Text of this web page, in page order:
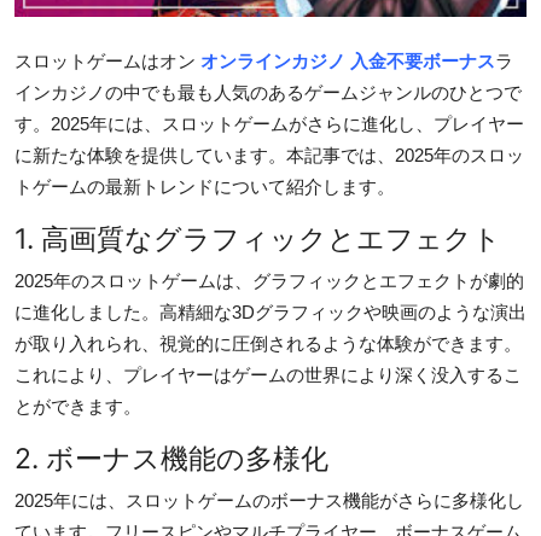
Advertise with US
Crypto
Business
Finance
Tech
Real Estate
General
How To
スロットゲームはオン オンラインカジノ 入金不要ボーナスラ
インカジノの中でも最も人気のあるゲームジャンルのひとつで
す。2025年には、スロットゲームがさらに進化し、プレイヤー
に新たな体験を提供しています。本記事では、2025年のスロッ
トゲームの最新トレンドについて紹介します。
1. 高画質なグラフィックとエフェクト
2025年のスロットゲームは、グラフィックとエフェクトが劇的
に進化しました。高精細な3Dグラフィックや映画のような演出
が取り入れられ、視覚的に圧倒されるような体験ができます。
これにより、プレイヤーはゲームの世界により深く没入するこ
とができます。
2. ボーナス機能の多様化
2025年には、スロットゲームのボーナス機能がさらに多様化し
ています。フリースピンやマルチプライヤー、ボーナスゲーム